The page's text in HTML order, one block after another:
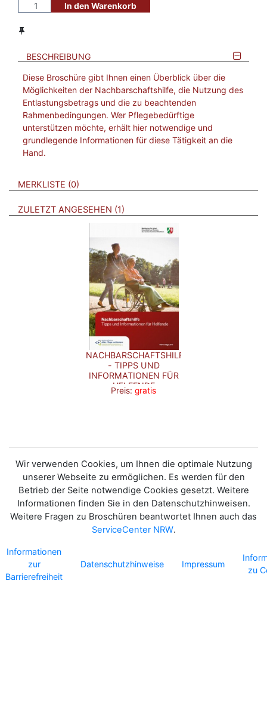
In den Warenkorb
BESCHREIBUNG
Diese Broschüre gibt Ihnen einen Überblick über die
Möglichkeiten der Nachbarschaftshilfe, die Nutzung des
Entlastungsbetrags und die zu beachtenden
Rahmenbedingungen. Wer Pflegebedürftige
unterstützen möchte, erhält hier notwendige und
grundlegende Informationen für diese Tätigkeit an die
Hand.
VERWEISE AUF VERMERKTE- ODER ZULETZT ANGESEHENE
MERKLISTE 0 BROSCHÜREN
ZULETZT ANGESEHEN 1 BROSCHÜREN
NACHBARSCHAFTSHILFE
- TIPPS UND
INFORMATIONEN FÜR
HELFENDE
Preis: gratis
Wir verwenden Cookies, um Ihnen die optimale Nutzung
unserer Webseite zu ermöglichen. Es werden für den
Betrieb der Seite notwendige Cookies gesetzt. Weitere
Informationen finden Sie in den Datenschutzhinweisen.
Weitere Fragen zu Broschüren beantwortet Ihnen auch das
ServiceCenter NRW.
Informationen
zur
Barrierefreiheit
Datenschutzhinweise Impressum
zu